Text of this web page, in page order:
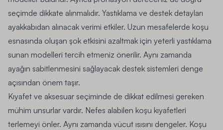
seçimde dikkate alınmalıdır. Yastıklama ve destek detayları
ayakkabıdan alınacak verimi etkiler. Uzun mesafelerde koşu
esnasında oluşan şok etkisini azaltmak için yeterli yastıklama
sunan modelleri tercih etmeniz önerilir. Aynı zamanda
ayağın sabitlenmesini sağlayacak destek sistemleri denge
açısından önem taşır.
Kıyafet ve aksesuar seçiminde de dikkat edilmesi gereken
mühim unsurlar vardır. Nefes alabilen koşu kıyafetleri
terlemeyi önler. Aynı zamanda vücut ısısını dengeler. Koşu